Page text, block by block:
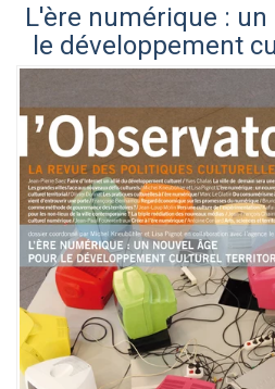
L'ère numérique :
le développement